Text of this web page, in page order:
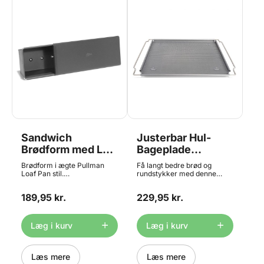
Sandwich
Brødform med Låg
- 30cm, Patisse
Brødform i ægte Pullman
Loaf Pan stil.
perfekt til klassiske brød.
til 190°C og på kort sigt op til
215°C. Med non-stick
belægning. Størrelse: 30 cm.
Ikke egnet til
opvaskemaskine.
189,95 kr.
Læg i kurv
Læs mere
Justerbar Hul-
Bageplade
Almindelig
Få langt bedre brød og
rundstykker med denne
fleste almindelige ovne.
hæveevne, men en
almindelig bageplade tillader
ikke dampen at komme op til
underisen af brøddet. Denne
plade har en fin perforrering,
og damp og varme kan
229,95 kr.
Læg i kurv
Læs mere